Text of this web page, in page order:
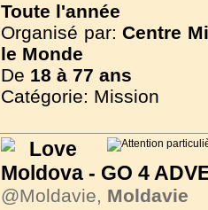
Toute l'année
Organisé par:Centre
le Monde
De 18 à 77 ans
Catégorie: Mission
Love
Moldova - GO 4
@Moldavie, Moldavie